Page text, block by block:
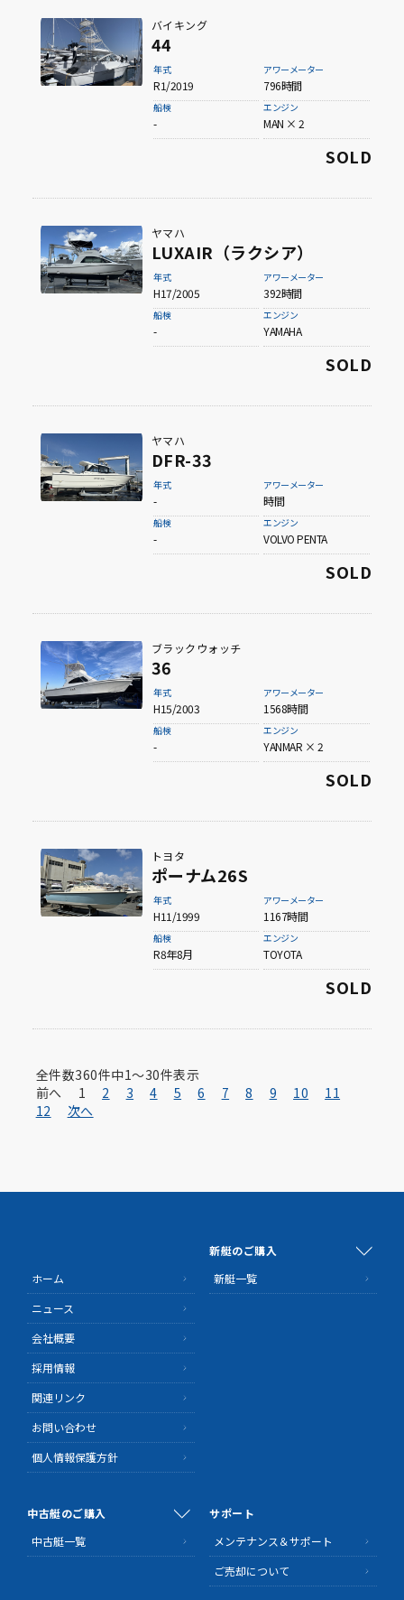
バイキング
44
年式
R1/2019
アワーメーター
796時間
船検
-
エンジン
MAN × 2
SOLD
ヤマハ
LUXAIR（ラクシア）
年式
H17/2005
アワーメーター
392時間
船検
-
エンジン
YAMAHA
SOLD
ヤマハ
DFR-33
年式
-
アワーメーター
時間
船検
-
エンジン
VOLVO PENTA
SOLD
ブラックウォッチ
36
年式
H15/2003
アワーメーター
1568時間
船検
-
エンジン
YANMAR × 2
SOLD
トヨタ
ポーナム26S
年式
H11/1999
アワーメーター
1167時間
船検
R8年8月
エンジン
TOYOTA
SOLD
全件数360件中1〜30件表示
前へ
1 2 3 4 5 6 7 8 9 10
11
12
次へ
ホーム
ニュース
会社概要
採用情報
関連リンク
お問い合わせ
個人情報保護方針
新艇のご購入
新艇一覧
中古艇のご購入
中古艇一覧
サポート
メンテナンス＆サポート
ご売却について